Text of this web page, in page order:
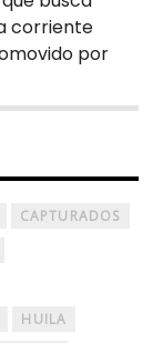
corriente
por
CAPTURADOS
HUILA